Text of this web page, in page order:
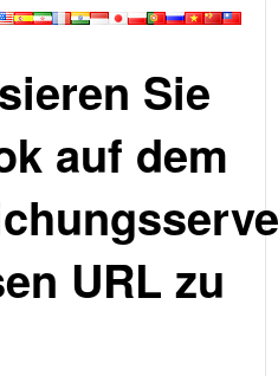
Sie
auf dem
URL zu